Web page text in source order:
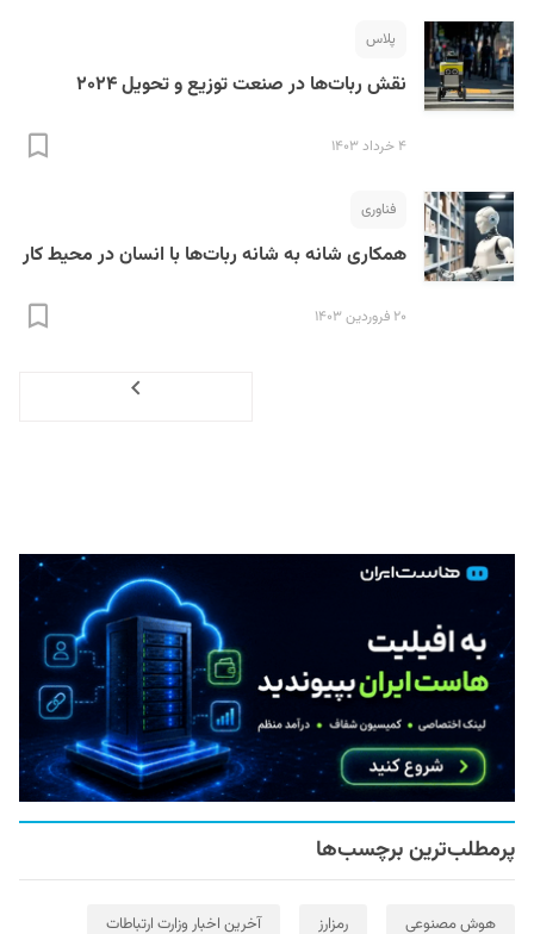
پلاس
نقش ربات‌ها در صنعت توزیع و تحویل ۲۰۲۴
۴ خرداد ۱۴۰۳
فناوری
همکاری شانه به شانه ربات‌ها با انسان‌ در محیط کار
۲۰ فروردین ۱۴۰۳
پرمطلب‌ترین برچسب‌ها
هوش مصنوعی رمزارز آخرین اخبار وزارت ارتباطات